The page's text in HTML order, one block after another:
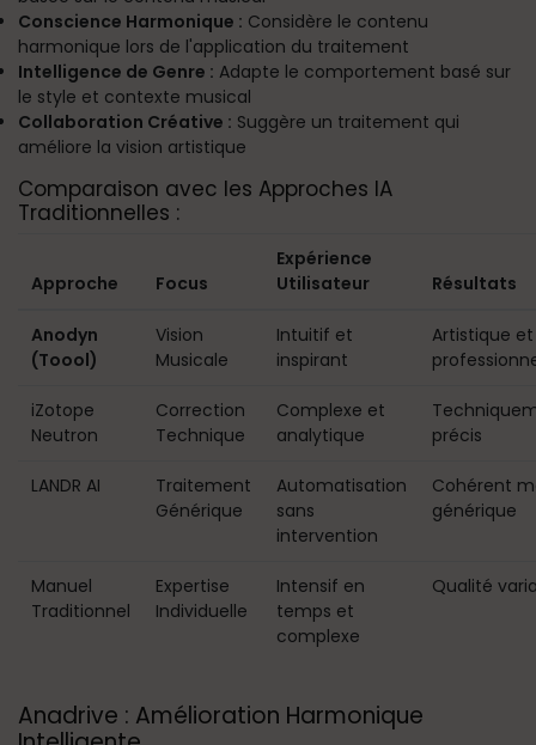
Conscience Harmonique : Considère le contenu
harmonique lors de l'application du traitement
Intelligence de Genre : Adapte le comportement basé sur
le style et contexte musical
Collaboration Créative : Suggère un traitement qui
améliore la vision artistique
Comparaison avec les Approches IA
Traditionnelles :
Approche Focus
Expérience
Utilisateur
Résultats
Anodyn
(Toool)
Vision
Musicale
Intuitif et
inspirant
Artistique et
iZotope
Neutron
Correction
Technique
Complexe et
analytique
précis
LANDR AI
Traitement
Générique
Automatisation
sans
intervention
Cohérent
générique
Manuel
Traditionnel
Expertise
Individuelle
Intensif en
temps et
complexe
Qualité
Anadrive : Amélioration Harmonique